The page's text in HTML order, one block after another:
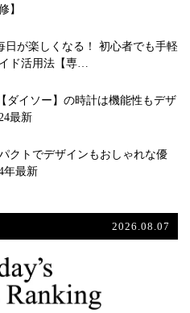
】
日が楽しくなる！ 初心者でも手軽
ド活用法【専…
ダイソー】の時計は機能性もデザ
最新
クトでデザインもおしゃれな優
年最新
2026.08.07